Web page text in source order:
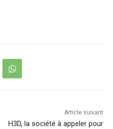
Article suivant
H3D, la société à appeler pour